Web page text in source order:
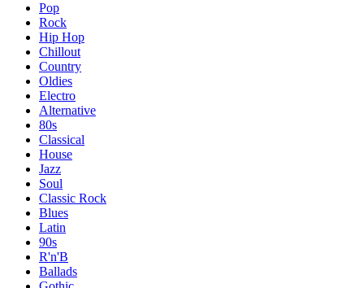
Pop
Rock
Hip Hop
Chillout
Country
Oldies
Electro
Alternative
80s
Classical
House
Jazz
Soul
Classic Rock
Blues
Latin
90s
R'n'B
Ballads